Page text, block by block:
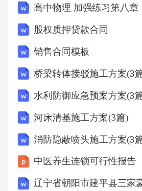
化、标准化的管理方式，建立
和管理体系。02运营策略制定合
发、市场营销、人力资源等运营
和运营管理方案，对产业园的投
算。通过政府补贴、企业自筹、
式筹措资金，确保项目的资金来
投资估算资金筹措投资估算与资
响评价与安全风险评估06空气质
代农业创业产业园项目可能会对
气质量产生影响，主要是由于
股权质押贷款合同
销售合同模板
桥梁转体接驳施工方案(3
水利防御应急预案方案(3
河床清基施工方案(3篇)
消防隐蔽喷头施工方案(3
中医养生连锁可行性报告